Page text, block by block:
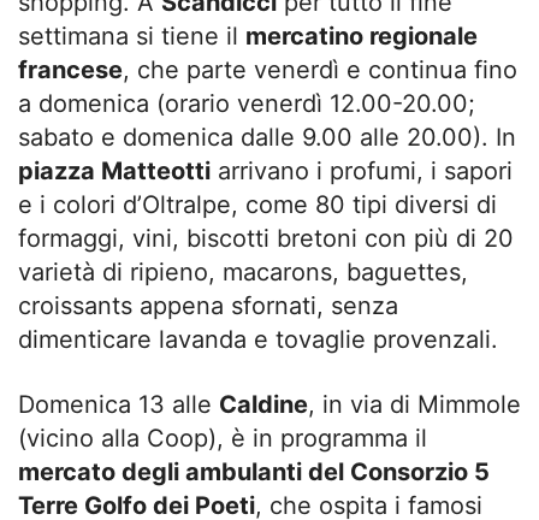
settimana si tiene il mercatino regionale
francese, che parte venerdì e continua fino
a domenica (orario venerdì 12.00-20.00;
sabato e domenica dalle 9.00 alle 20.00). In
piazza Matteotti arrivano i profumi, i sapori
e i colori d’Oltralpe, come 80 tipi diversi di
formaggi, vini, biscotti bretoni con più di 20
varietà di ripieno, macarons, baguettes,
croissants appena sfornati, senza
dimenticare lavanda e tovaglie provenzali.
Domenica 13 alle Caldine, in via di Mimmole
(vicino alla Coop), è in programma il
mercato degli ambulanti del Consorzio 5
Terre Golfo dei Poeti, che ospita i famosi